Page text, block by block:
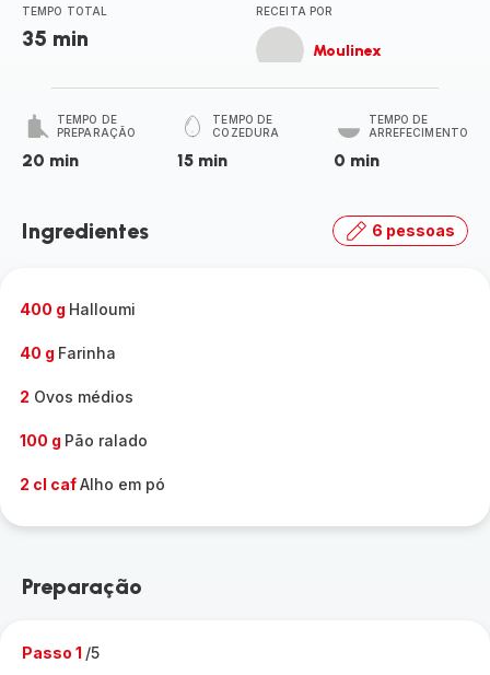
TEMPO TOTAL
35 min
RECEITA POR
Moulinex
TEMPO DE
PREPARAÇÃO
20 min
TEMPO DE
COZEDURA
15 min
TEMPO DE
ARREFECIMENTO
0 min
Ingredientes 6 pessoas
400 g Halloumi
40 g Farinha
2 Ovos médios
100 g Pão ralado
2 cl cafAlho em pó
Preparação
Passo 1 /5